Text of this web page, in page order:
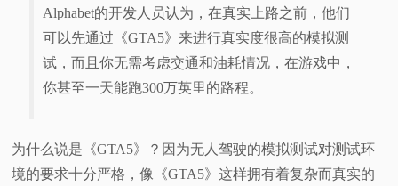
Alphabet的开发人员认为，在真实上路之前，他们
可以先通过《GTA5》来进行真实度很高的模拟测
试，而且你无需考虑交通和油耗情况，在游戏中，
你甚至一天能跑300万英里的路程。
为什么说是《GTA5》？因为无人驾驶的模拟测试对测试环
境的要求十分严格，像《GTA5》这样拥有着复杂而真实的